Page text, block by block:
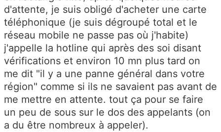
d'attente, je suis obligé d'acheter une carte
téléphonique (je suis dégroupé total et le
réseau mobile ne passe pas où j'habite)
j'appelle la hotline qui après des soi disant
vérifications et environ 10 mn plus tard on
me dit "il y a une panne général dans votre
région" comme si ils ne savaient pas avant de
me mettre en attente. tout ça pour se faire
un peu de sous sur le dos des appelants (on
a du être nombreux à appeler).